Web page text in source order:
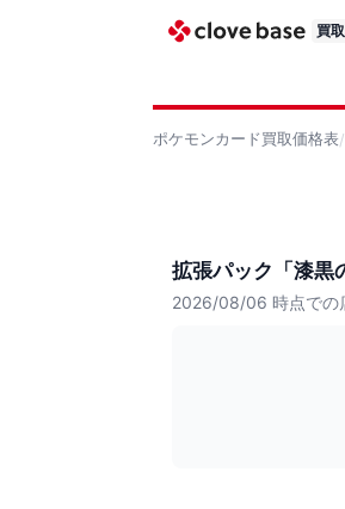
買
ポケモンカード買取価格表
拡張パック「漆黒
2026/08/06 時点での